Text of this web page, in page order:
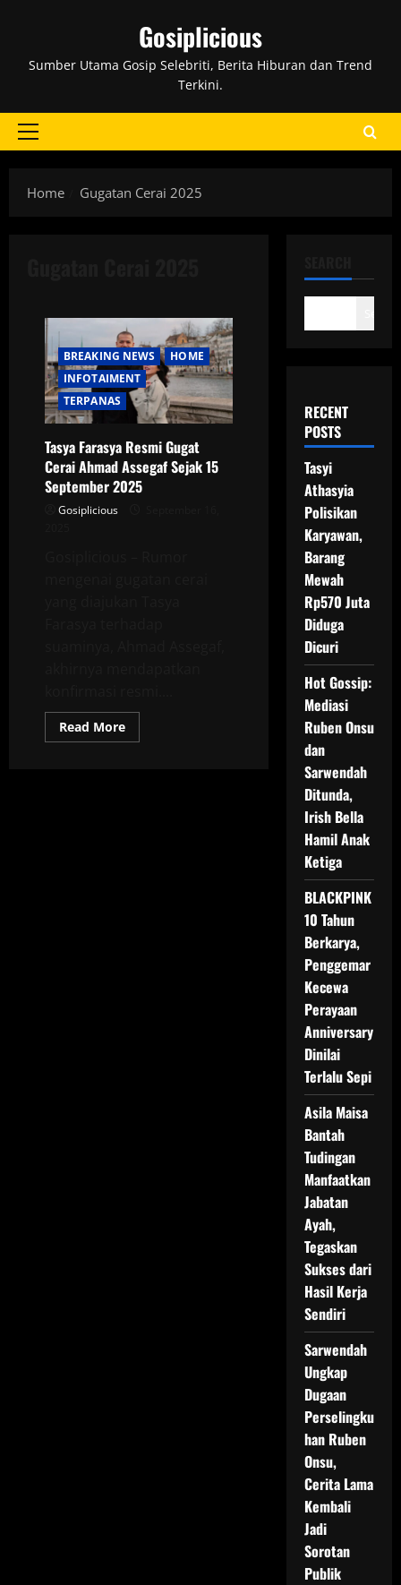
Gosiplicious
Sumber Utama Gosip Selebriti, Berita Hiburan dan Trend
Terkini.
Primary
Home
Gugatan Cerai 2025
BREAKING NEWS
HOME
INFOTAIMENT
TERPANAS
Tasya Farasya Resmi Gugat
Cerai Ahmad Assegaf Sejak 15
September 2025
Gosiplicious
Read MoreRead
more
RECENT
POSTS
Tasyi
Athasyia
Polisikan
Karyawan,
Barang
Mewah
Rp570 Juta
Diduga
Dicuri
Hot Gossip:
Mediasi
Ruben Onsu
dan
Sarwendah
Ditunda,
Irish Bella
Hamil Anak
Ketiga
BLACKPINK
10 Tahun
Berkarya,
Penggemar
Kecewa
Perayaan
Anniversary
Dinilai
Terlalu Sepi
Asila Maisa
Bantah
Tudingan
Manfaatkan
Jabatan
Ayah,
Tegaskan
Sukses dari
Hasil Kerja
Sendiri
Sarwendah
Ungkap
Dugaan
Perselingku
han Ruben
Onsu,
Cerita Lama
Kembali
Jadi
Sorotan
Publik